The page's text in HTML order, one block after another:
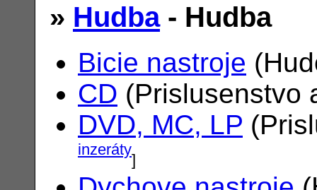
» Hudba- Hudba
Bicie nastroje
CD (Prislusenstvo
DVD, MC, LP
inzeráty]